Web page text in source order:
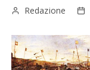
Redazione